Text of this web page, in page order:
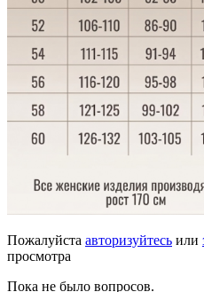
Пожалуйста авторизуйтесь или
просмотра
Пока не было вопросов.